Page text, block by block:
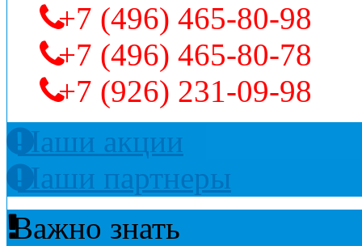
+7 (496) 465-80-98
+7 (496) 465-80-78
+7 (926) 231-09-98
Наши акции
Наши партнеры
Важно знать